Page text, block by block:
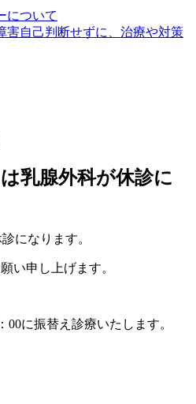
乳腺外科が休診に
になります。
い申し上げます。
00に振替え診療いたします。